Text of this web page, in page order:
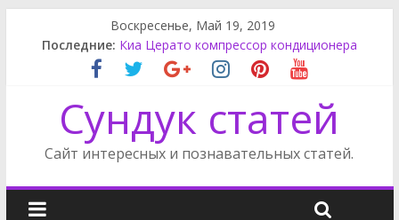
Воскресенье, Май 19, 2019
Последние: Киа Церато компрессор кондиционера
Rак снять обшивку двери Пассат Б3
Карнивал крышка багажника
Приводной ремень Санг Енг Кайрон
Сундук статей
Сайт интересных и познавательных статей.